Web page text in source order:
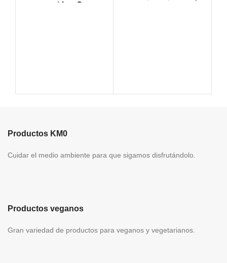
conocidos. Gran
Productos KM0
Cuidar el medio ambiente para que sigamos disfrutándolo.
Productos veganos
Gran variedad de productos para veganos y vegetarianos.